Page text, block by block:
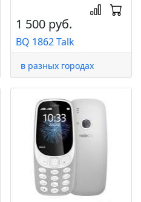
1 500 руб.
BQ 1862 Talk
в разных городах